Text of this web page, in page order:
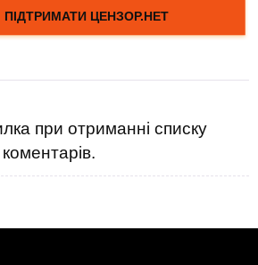
при отриманні списку
коментарів.